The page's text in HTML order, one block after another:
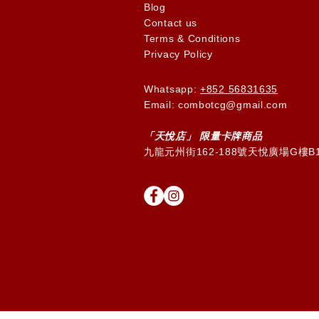
Blog
Contact us
Terms & Conditions
Privacy Policy
Whatsapp: +852 56831635
Email: combotcg@gmail.com
「天悅店」 限量卡牌商品
九龍元州街162-188號天悅廣場G樓